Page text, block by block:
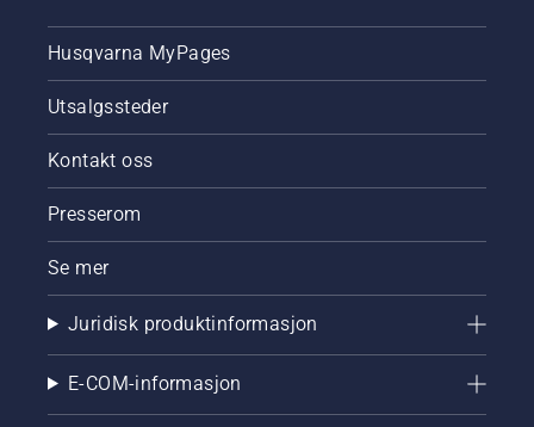
Husqvarna MyPages
Utsalgssteder
Kontakt oss
Presserom
Se mer
Juridisk produktinformasjon
E-COM-informasjon